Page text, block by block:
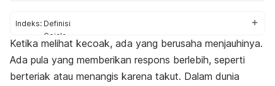
Indeks: Definisi
Gejala
Penyebab
Diagnosis
Penanganan
Ketika melihat kecoak, ada yang berusaha menjauhinya.
Ada pula yang memberikan respons berlebih, seperti
berteriak atau menangis karena takut. Dalam dunia